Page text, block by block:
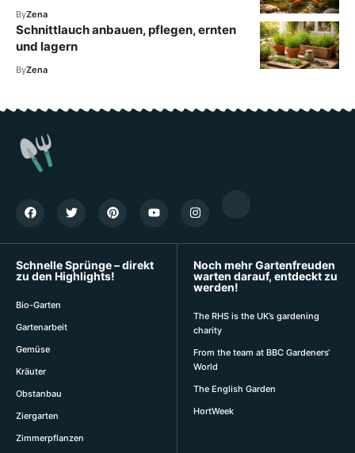
ByZena
Schnittlauch anbauen, pflegen, ernten
und lagern
ByZena
Schnelle Sprünge – direkt
zu den Highlights!
Bio-Garten
Gartenarbeit
Gemüse
Kräuter
Obstanbau
Ziergarten
Zimmerpflanzen
Noch mehr Gartenfreuden
warten darauf, entdeckt zu
werden!
The RHS is the UK’s gardening
charity
From the team at BBC Gardeners‘
World
The English Garden
HortWeek